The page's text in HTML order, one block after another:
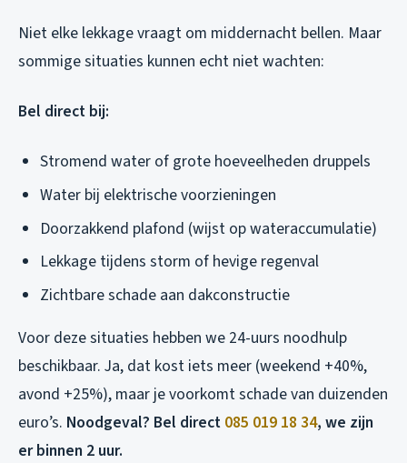
Niet elke lekkage vraagt om middernacht bellen. Maar
sommige situaties kunnen echt niet wachten:
Bel direct bij:
Stromend water of grote hoeveelheden druppels
Water bij elektrische voorzieningen
Doorzakkend plafond (wijst op wateraccumulatie)
Lekkage tijdens storm of hevige regenval
Zichtbare schade aan dakconstructie
Voor deze situaties hebben we 24-uurs noodhulp
beschikbaar. Ja, dat kost iets meer (weekend +40%,
avond +25%), maar je voorkomt schade van duizenden
euro’s. Noodgeval? Bel direct 085 019 18 34, we zijn
er binnen 2 uur.